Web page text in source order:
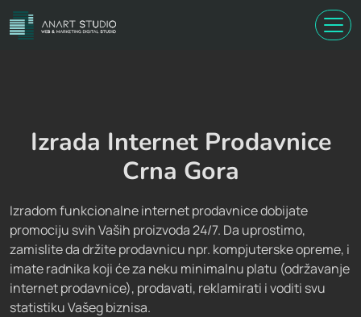
Skip
to
Izrada Internet Prodavnice
Crna Gora
Izradom funkcionalne internet prodavnice dobijate
promociju svih Vaših proizvoda 24/7. Da uprostimo,
zamislite da držite prodavnicu npr. kompjuterske opreme, i
imate radnika koji će za neku minimalnu platu (održavanje
internet prodavnice), prodavati, reklamirati i voditi svu
statistiku Vašeg biznisa.